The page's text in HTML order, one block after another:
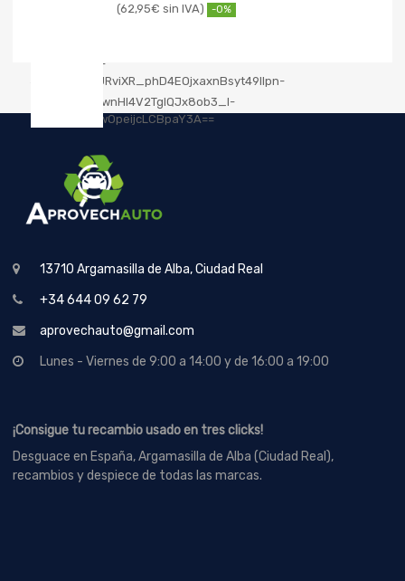
62,95€ -0%
13710 Argamasilla de Alba, Ciudad Real
+34 644 09 62 79
aprovechauto@gmail.com
Lunes - Viernes de 9:00 a 14:00 y de 16:00 a 19:00
¡Consigue tu recambio usado en tres clicks!
Desguace en España, Argamasilla de Alba (Ciudad Real),
recambios y despiece de todas las marcas.